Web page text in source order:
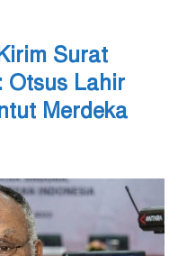
Surat
Otsus Lahir
Merdeka